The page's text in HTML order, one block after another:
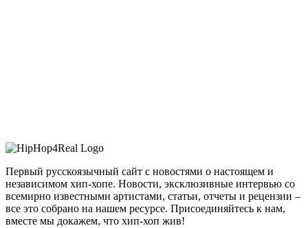
Первый русскоязычный сайт с новостями о настоящем и
независимом хип-хопе. Новости, эксклюзивные интервью со
всемирно известными артистами, статьи, отчеты и рецензии –
все это собрано на нашем ресурсе. Присоединяйтесь к нам,
вместе мы докажем, что хип-хоп жив!